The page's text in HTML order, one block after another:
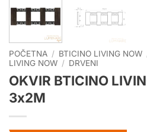
POČETNA / BTICINO LIVING NOW
LIVING NOW / DRVENI
OKVIR BTICINO
3x2M